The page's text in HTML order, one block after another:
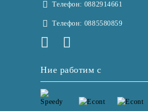
Телефон: 0882914661
Телефон: 0885580859
Ние работим с